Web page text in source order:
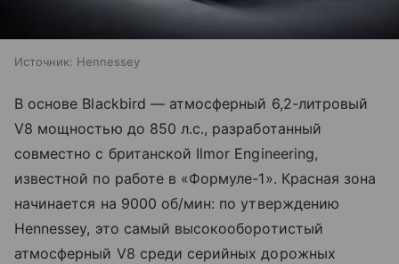
Источник: Hennessey
В основе Blackbird — атмосферный 6,2-литровый
V8 мощностью до 850 л.с., разработанный
совместно с британской Ilmor Engineering,
известной по работе в «Формуле-1». Красная зона
начинается на 9000 об/мин: по утверждению
Hennessey, это самый высокооборотистый
атмосферный V8 среди серийных дорожных